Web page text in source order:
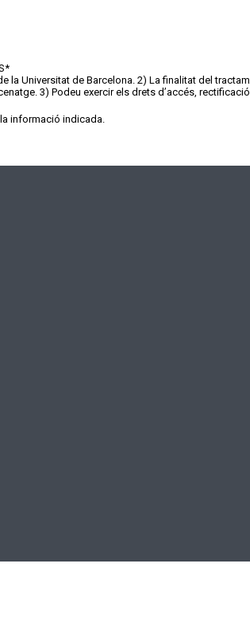
*
la Universitat de Barcelona. 2) La finalitat del
3) Podeu exercir els drets d’accés,
informació indicada.